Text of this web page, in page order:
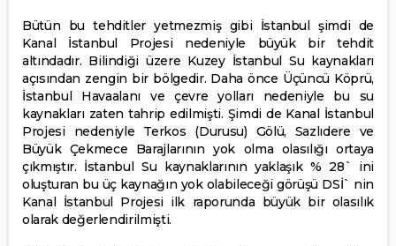
Bütün bu tehditler yetmezmiş gibi İstanbul şimdi de
Kanal İstanbul Projesi nedeniyle büyük bir tehdit
altındadır. Bilindiği üzere Kuzey İstanbul Su kaynakları
açısından zengin bir bölgedir. Daha önce Üçüncü Köprü,
İstanbul Havaalanı ve çevre yolları nedeniyle bu su
kaynakları zaten tahrip edilmişti. Şimdi de Kanal İstanbul
Projesi nedeniyle Terkos (Durusu) Gölü, Sazlıdere ve
Büyük Çekmece Barajlarının yok olma olasılığı ortaya
çıkmıştır. İstanbul Su kaynaklarının yaklaşık % 28` ini
oluşturan bu üç kaynağın yok olabileceği görüşü DSİ` nin
Kanal İstanbul Projesi ilk raporunda büyük bir olasılık
olarak değerlendirilmişti.